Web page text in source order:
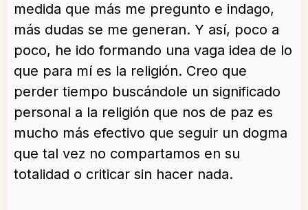
medida que más me pregunto e indago,
más dudas se me generan. Y así, poco a
poco, he ido formando una vaga idea de lo
que para mí es la religión. Creo que
perder tiempo buscándole un significado
personal a la religión que nos de paz es
mucho más efectivo que seguir un dogma
que tal vez no compartamos en su
totalidad o criticar sin hacer nada.